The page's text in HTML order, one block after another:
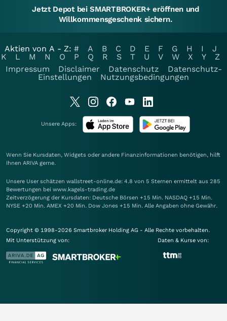
Jetzt Depot bei SMARTBROKER+ eröffnen und
Willkommensgeschenk sichern.
Aktien von A - Z: # A B C D E F G H I
J
K
L M N O P Q R S T U V W X Y
Z
Impressum
Disclaimer Datenschutz
Datenschutz-
Einstellungen
Nutzungsbedingungen
Unsere Apps:
Wenn Sie Kursdaten, Widgets oder andere Finanzinformationen benötigen, hilft
Ihnen ARIVA gerne.
Unsere User schätzen wallstreet-online.de: 4.8 von 5 Sternen ermittelt aus 285
Bewertungen bei www.kagels-trading.de
Zeitverzögerung der Kursdaten: Deutsche Börsen +15 Min. NASDAQ +15 Min.
NYSE +20 Min. AMEX +20 Min. Dow Jones +15 Min. Alle Angaben ohne Gewähr.
Copyright © 1998-2026 Smartbroker Holding AG - Alle Rechte vorbehalten.
Mit Unterstützung von:
Daten & Kurse von: